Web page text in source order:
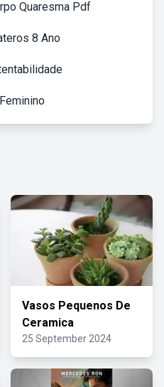
Quaresma Pdf
8 Ano
Vasos Pequenos De
Ceramica
25 September 2024